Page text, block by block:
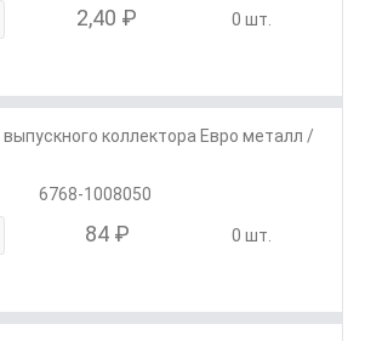
2,40 ₽ 0 шт.
выпускного коллектора Евро металл /
6768-1008050
84 ₽ 0 шт.